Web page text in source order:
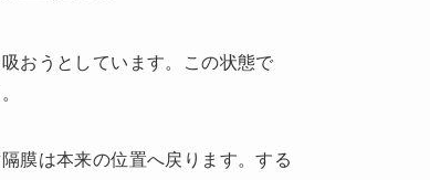
おうとしています。この状態で
膜は本来の位置へ戻ります。する